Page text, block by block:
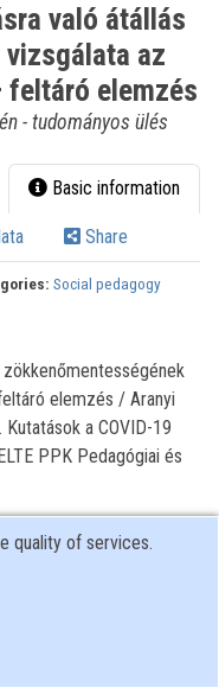
való átállás
az
feltáró elemzés
- tudományos ülés
Basic information
Share
Social pedagogy
elemzés / Aranyi
Kutatások a COVID-19
PPK Pedagógiai és
quality of services.